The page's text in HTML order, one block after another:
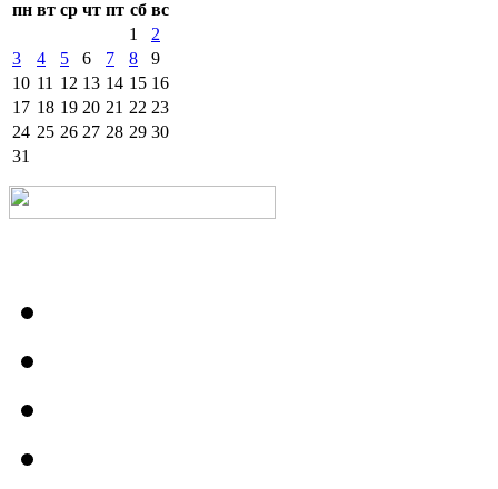
пн вт ср чт пт сб вс
1
2
3
4 5 6 7 8
9
10 11 12 13 14 15 16
17 18 19 20 21 22 23
24 25 26 27 28 29 30
31